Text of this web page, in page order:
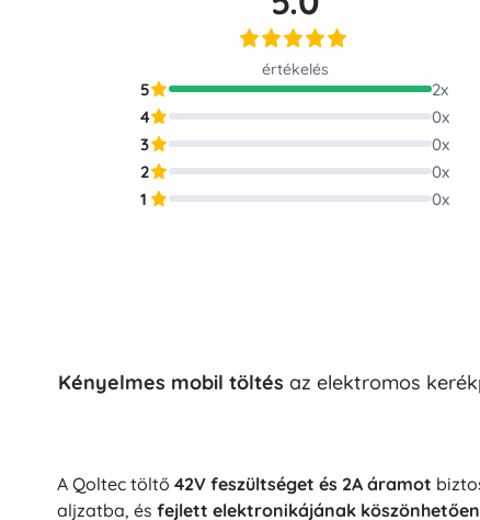
értékelés
5 2x
4
0x
3
0x
2
0x
1
0x
Kényelmes mobil töltés az elektromos
A Qoltec töltő 42V feszültséget és 2A áramot
aljzatba, és fejlett elektronikájának